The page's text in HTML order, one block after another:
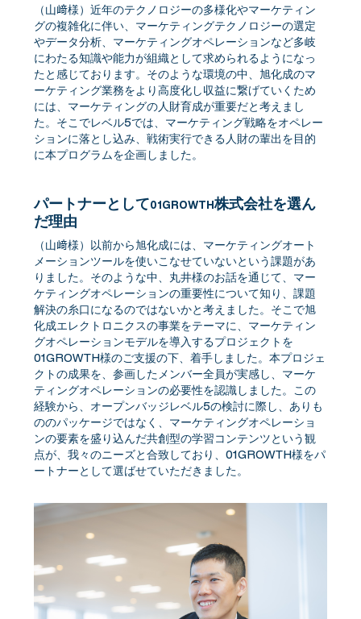
（山﨑様）近年のテクノロジーの多様化やマーケティン
グの複雑化に伴い、マーケティングテクノロジーの選定
やデータ分析、マーケティングオペレーションなど多岐
にわたる知識や能力が組織として求められるようになっ
たと感じております。そのような環境の中、旭化成のマ
ーケティング業務をより高度化し収益に繋げていくため
には、マーケティングの人財育成が重要だと考えまし
た。そこでレベル5では、マーケティング戦略をオペレー
ションに落とし込み、戦術実行できる人財の輩出を目的
に本プログラムを企画しました。
パートナーとして01GROWTH株式会社を選ん
だ理由
（山﨑様）以前から旭化成には、マーケティングオート
メーションツールを使いこなせていないという課題があ
りました。そのような中、丸井様のお話を通じて、マー
ケティングオペレーションの重要性について知り、課題
解決の糸口になるのではないかと考えました。そこで旭
化成エレクトロニクスの事業をテーマに、マーケティン
グオペレーションモデルを導入するプロジェクトを
01GROWTH様のご支援の下、着手しました。本プロジェ
クトの成果を、参画したメンバー全員が実感し、マーケ
ティングオペレーションの必要性を認識しました。この
経験から、オープンバッジレベル5の検討に際し、ありも
ののパッケージではなく、マーケティングオペレーショ
ンの要素を盛り込んだ共創型の学習コンテンツという観
点が、我々のニーズと合致しており、01GROWTH様をパ
ートナーとして選ばせていただきました。